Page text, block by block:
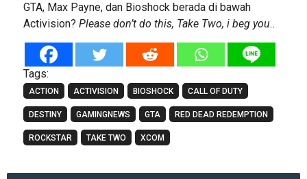
GTA, Max Payne, dan Bioshock berada di bawah
Activision? Please don’t do this, Take Two, i beg you..
Tags:
ACTION ACTIVISION BIOSHOCK CALL OF DUTY
DESTINY GAMINGNEWS GTA RED DEAD REDEMPTION
ROCKSTAR TAKE TWO XCOM